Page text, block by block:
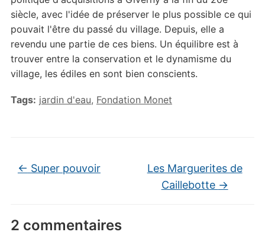
siècle, avec l'idée de préserver le plus possible ce qui
pouvait l'être du passé du village. Depuis, elle a
revendu une partie de ces biens. Un équilibre est à
trouver entre la conservation et le dynamisme du
village, les édiles en sont bien conscients.
Tags: jardin d'eau, Fondation Monet
← Super pouvoir
Les Marguerites de
Caillebotte →
2 commentaires